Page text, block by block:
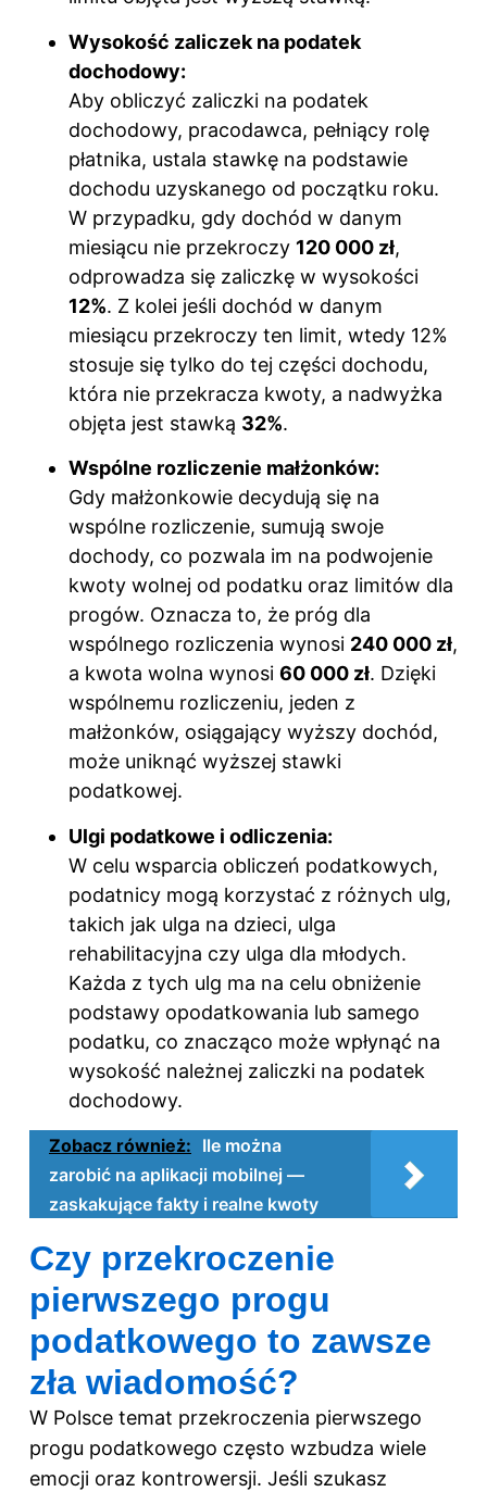
Wysokość zaliczek na podatek
dochodowy:
Aby obliczyć zaliczki na podatek
dochodowy, pracodawca, pełniący rolę
płatnika, ustala stawkę na podstawie
dochodu uzyskanego od początku roku.
W przypadku, gdy dochód w danym
miesiącu nie przekroczy 120 000 zł,
odprowadza się zaliczkę w wysokości
12%. Z kolei jeśli dochód w danym
miesiącu przekroczy ten limit, wtedy 12%
stosuje się tylko do tej części dochodu,
która nie przekracza kwoty, a nadwyżka
objęta jest stawką 32%.
Wspólne rozliczenie małżonków:
Gdy małżonkowie decydują się na
wspólne rozliczenie, sumują swoje
dochody, co pozwala im na podwojenie
kwoty wolnej od podatku oraz limitów dla
progów. Oznacza to, że próg dla
wspólnego rozliczenia wynosi 240 000 zł,
a kwota wolna wynosi 60 000 zł. Dzięki
wspólnemu rozliczeniu, jeden z
małżonków, osiągający wyższy dochód,
może uniknąć wyższej stawki
podatkowej.
Ulgi podatkowe i odliczenia:
W celu wsparcia obliczeń podatkowych,
podatnicy mogą korzystać z różnych ulg,
takich jak ulga na dzieci, ulga
rehabilitacyjna czy ulga dla młodych.
Każda z tych ulg ma na celu obniżenie
podstawy opodatkowania lub samego
podatku, co znacząco może wpłynąć na
wysokość należnej zaliczki na podatek
dochodowy.
Zobacz również: Ile można
zarobić na aplikacji mobilnej —
zaskakujące fakty i realne kwoty
Czy przekroczenie
pierwszego progu
podatkowego to zawsze
zła wiadomość?
W Polsce temat przekroczenia pierwszego
progu podatkowego często wzbudza wiele
emocji oraz kontrowersji. Jeśli szukasz